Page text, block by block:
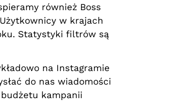
również Boss
w krajach
Statystyki filtrów są
na Instagramie
do nas wiadomości
kampanii